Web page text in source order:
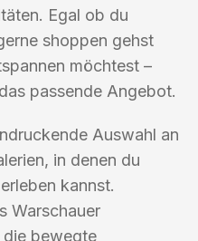
Egal ob du
shoppen gehst
möchtest –
passende Angebot.
Auswahl an
in denen du
kannst.
Warschauer
die bewegte